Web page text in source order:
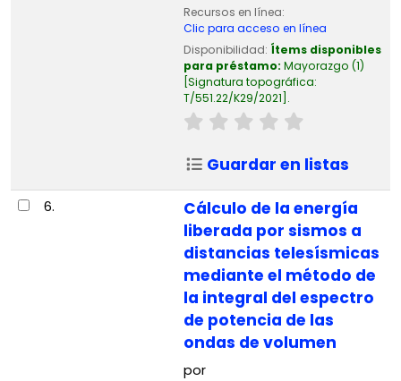
Recursos en línea:
Clic para acceso en línea
Disponibilidad: Ítems disponibles
para préstamo: Mayorazgo (1)
Signatura topográfica:
T/551.22/K29/2021 .
Guardar en listas
6.
Cálculo de la energía
liberada por sismos a
distancias telesísmicas
mediante el método de
la integral del espectro
de potencia de las
ondas de volumen
por